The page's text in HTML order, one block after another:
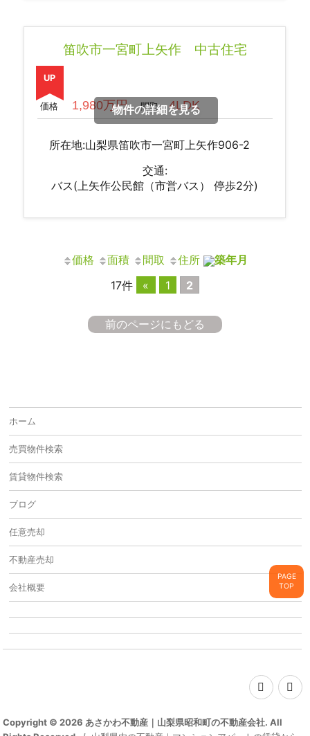
笛吹市一宮町上矢作 中古住宅
UP
物件の詳細を見る
価格 1,980万円 間取 4LDK
所在地:山梨県笛吹市一宮町上矢作906-2
交通:
バス(上矢作公民館（市営バス） 停歩2分)
価格 面積 間取 住所
築年月
17件
« 1 2
前のページにもどる
ホーム
売買物件検索
賃貸物件検索
ブログ
任意売却
不動産売却
会社概要
Copyright © 2026 あさかわ不動産｜山梨県昭和町の不動産会社. All
PAGE
TOP